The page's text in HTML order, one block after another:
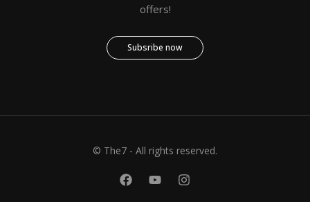
offers!
Subsribe now
© The7 - All rights reserved.